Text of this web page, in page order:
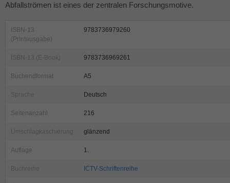
Abfallströmen ist eines der zentralen Forschungsmotive.
ISBN-13
(Printausgabe)
9783736979260
ISBN-13 (E-Book) 9783736969261
Buchendformat A5
Sprache Deutsch
Seitenanzahl 216
Umschlagkaschierung glänzend
Auflage 1.
Buchreihe ICTV-Schriftenreihe